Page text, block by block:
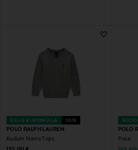
EELIS KUPONGIGA UUS
POLO RALPH LAUREN
Kudum Nevis Tops
POLO
Pusa